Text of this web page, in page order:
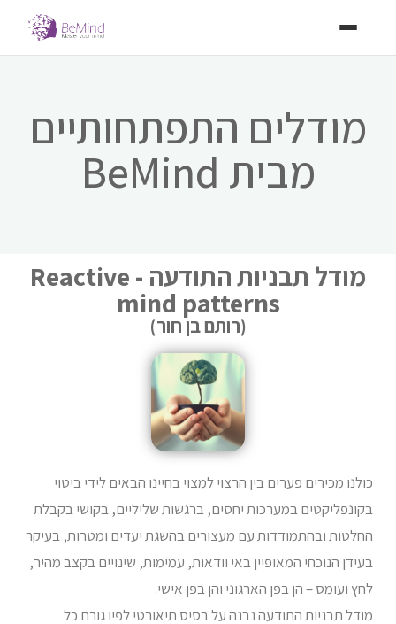
מודלים התפתחותיים
מבית BeMind
מודל תבניות התודעה - Reactive
mind patterns
(רותם בן חור)
כולנו מכירים פערים בין הרצוי למצוי בחיינו הבאים לידי ביטוי
בקונפליקטים במערכות יחסים, ברגשות שליליים, בקושי בקבלת
החלטות ובהתמודדות עם מעצורים בהשגת יעדים ומטרות, בעיקר
בעידן הנוכחי המאופיין באי וודאות, עמימות, שינויים בקצב מהיר,
לחץ ועומס – הן בפן הארגוני והן בפן אישי.
מודל תבניות התודעה נבנה על בסיס תיאורטי לפיו גורם כל